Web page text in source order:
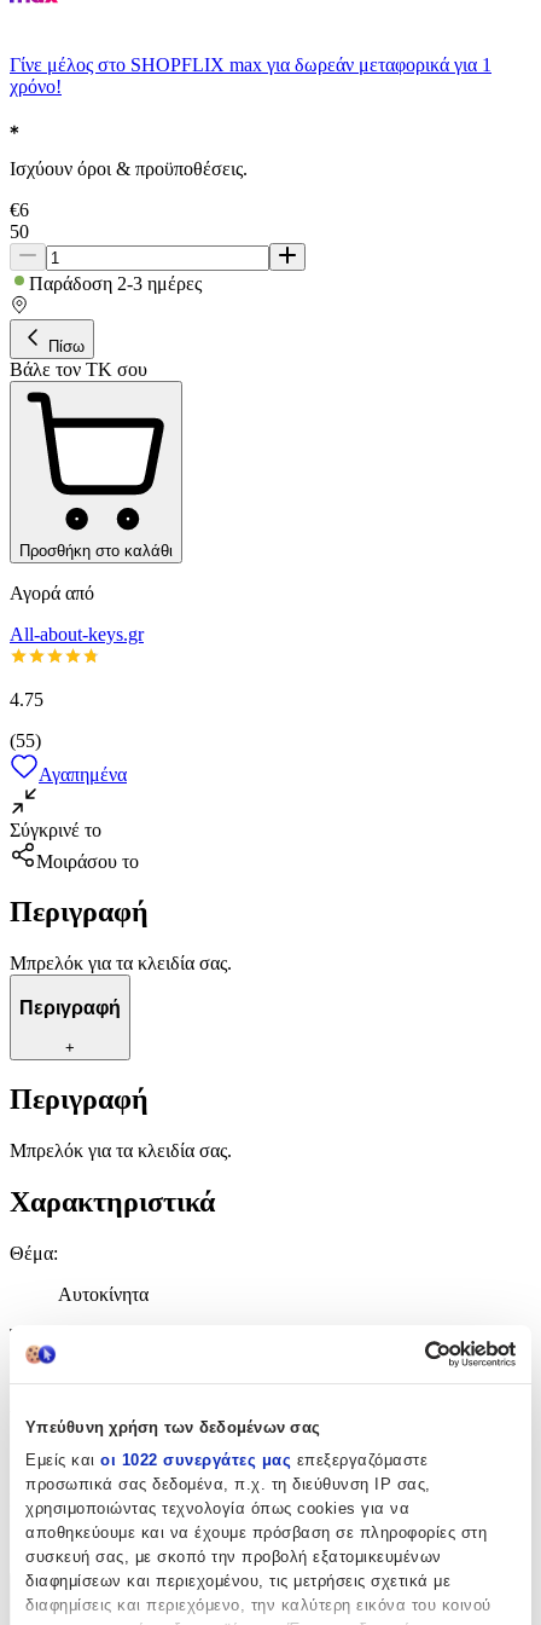
Υπεύθυνη χρήση των δεδομένων σας
Εμείς και οι 1022 συνεργάτες μας επεξεργαζόμαστε
προσωπικά σας δεδομένα, π.χ. τη διεύθυνση IP σας,
χρησιμοποιώντας τεχνολογία όπως cookies για να
αποθηκεύουμε και να έχουμε πρόσβαση σε πληροφορίες στη
συσκευή σας, με σκοπό την προβολή εξατομικευμένων
διαφημίσεων και περιεχομένου, τις μετρήσεις σχετικά με
διαφημίσεις και περιεχόμενο, την καλύτερη εικόνα του κοινού
Γίνε μέλος στο SHOPFLIX max για δωρεάν μεταφορικά για 1
χρόνο!
Ισχύουν όροι & προϋποθέσεις.
€6
50
Παράδοση 2-3 ημέρες
Πίσω
Βάλε τον ΤΚ σου
Προσθήκη στο καλάθι
Αγορά από
All-about-keys.gr
4.75
(55)
Αγαπημένα
Σύγκρινέ το
Μοιράσου το
Περιγραφή
Μπρελόκ για τα κλειδία σας.
Περιγραφή
+
Περιγραφή
Μπρελόκ για τα κλειδία σας.
Χαρακτηριστικά
Θέμα:
Αυτοκίνητα
Τύπος
Υλικό
:
Δερμάτινο
Κατασκευαστής
OEM
Χαρακτηριστικά